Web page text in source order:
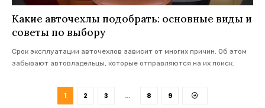
Какие авточехлы подобрать: основные виды и
советы по выбору
Срок эксплуатации авточехлов зависит от многих причин. Об этом
забывают автовладельцы, которые отправляются на их поиск.
1 2 3 … 8 9